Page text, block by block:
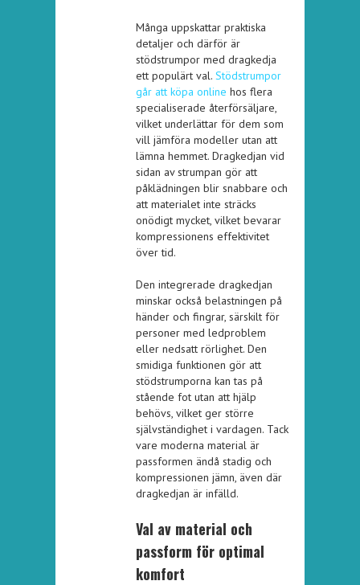
Många uppskattar praktiska
detaljer och därför är
stödstrumpor med dragkedja
ett populärt val. Stödstrumpor
går att köpa online hos flera
specialiserade återförsäljare,
vilket underlättar för dem som
vill jämföra modeller utan att
lämna hemmet. Dragkedjan vid
sidan av strumpan gör att
påklädningen blir snabbare och
att materialet inte sträcks
onödigt mycket, vilket bevarar
kompressionens effektivitet
över tid.
Den integrerade dragkedjan
minskar också belastningen på
händer och fingrar, särskilt för
personer med ledproblem
eller nedsatt rörlighet. Den
smidiga funktionen gör att
stödstrumporna kan tas på
stående fot utan att hjälp
behövs, vilket ger större
självständighet i vardagen. Tack
vare moderna material är
passformen ändå stadig och
kompressionen jämn, även där
dragkedjan är infälld.
Val av material och
passform för optimal
komfort